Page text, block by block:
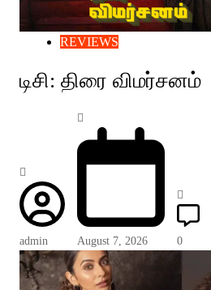
REVIEWS
டிசி: திரை விமர்சனம்
admin August 7, 2026 0